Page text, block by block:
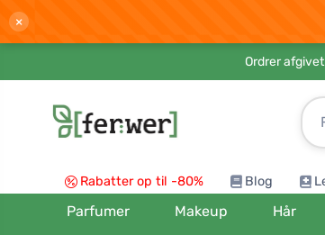
×
Ordrer
Rabatter op til -80% Blog
Parfumer Makeup Hår